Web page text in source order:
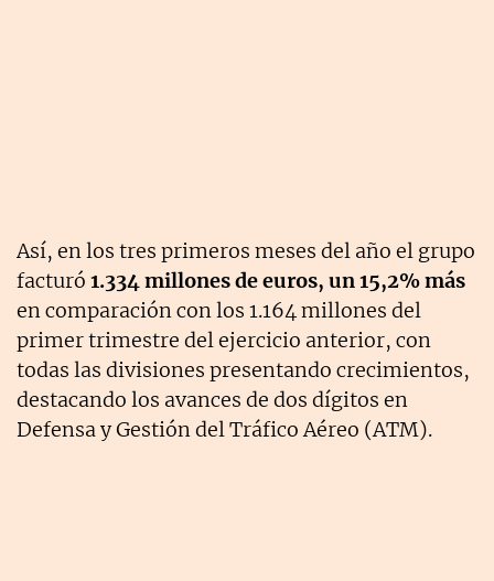
Así, en los tres primeros meses del año el grupo
facturó 1.334 millones de euros, un 15,2% más
en comparación con los 1.164 millones del
primer trimestre del ejercicio anterior, con
todas las divisiones presentando crecimientos,
destacando los avances de dos dígitos en
Defensa y Gestión del Tráfico Aéreo (ATM).